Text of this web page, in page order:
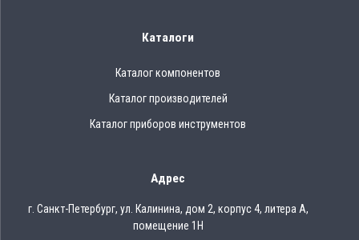
Каталоги
Каталог компонентов
Каталог производителей
Каталог приборов инструментов
Адрес
г. Санкт-Петербург, ул. Калинина, дом 2, корпус 4, литера А,
помещение 1Н